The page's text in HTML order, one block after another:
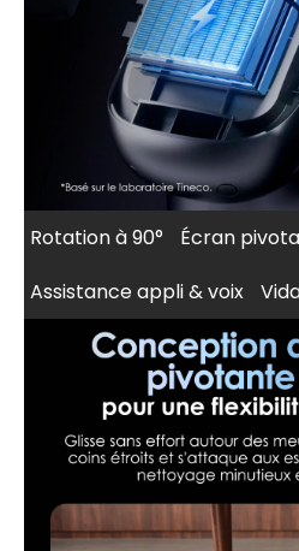
Rotation à 90°
Écran
Assistance appli & voix